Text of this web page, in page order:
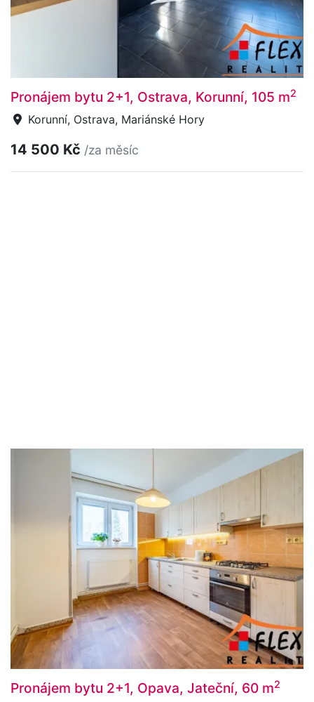
Pronájem bytu 2+1, Ostrava, Korunní, 105 m2
Korunní, Ostrava, Mariánské Hory
14 500 Kč /za měsíc
Pronájem bytu 2+1, Opava, Jateční, 60 m2